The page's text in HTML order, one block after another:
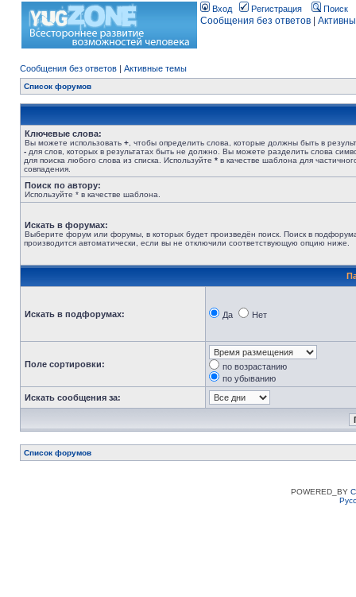
Вход Регистрация Поиск
Сообщения без ответов
Сообщения без ответов | Активные темы
Список форумов
Ключевые слова:
Вы можете использовать + , чтобы определить слова, которые должны быть в
- для слов, которых в результатах быть не должно. Вы можете разделить слова
для поиска любого слова из списка. Используйте * в качестве шаблона для
совпадения.
Поиск по автору:
Используйте * в качестве шаблона.
Искать в форумах:
Выберите форум или форумы, в которых будет произведён поиск. Поиск в
производится автоматически, если вы не отключили соответствующую опцию ниже.
Искать в подфорумах: Да Нет
Поле сортировки:
по возрастанию
по убыванию
Искать сообщения за:
Список форумов
POWERED_BY